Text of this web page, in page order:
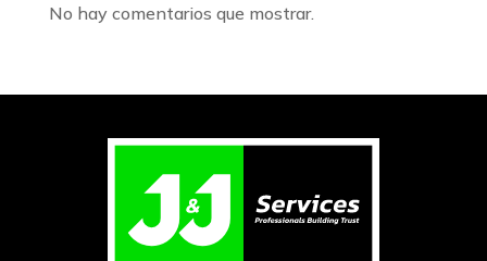
No hay comentarios que mostrar.